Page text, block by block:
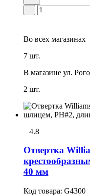
Во всех магазинах
7 шт.
В магазине ул.
2 шт.
4.8
Отвертка
40 мм
Код товара: G4300